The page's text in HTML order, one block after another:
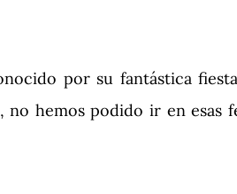
por su fantástica
hemos podido ir en esas